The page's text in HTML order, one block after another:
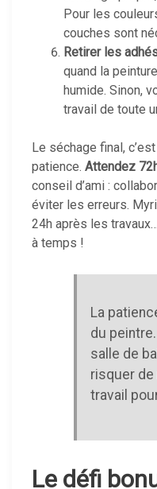
Pour les
couches sont
Retirer les
quand la
humide. Sinon,
travail de toute
Le séchage final,
patience. Attendez
conseil d’ami :
éviter les erreurs.
24h après les
à temps !
La
du
salle de
risquer
travail
Le défi